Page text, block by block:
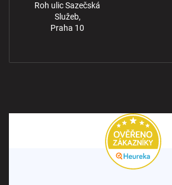
Roh ulic Sazečská
Služeb,
Praha 10